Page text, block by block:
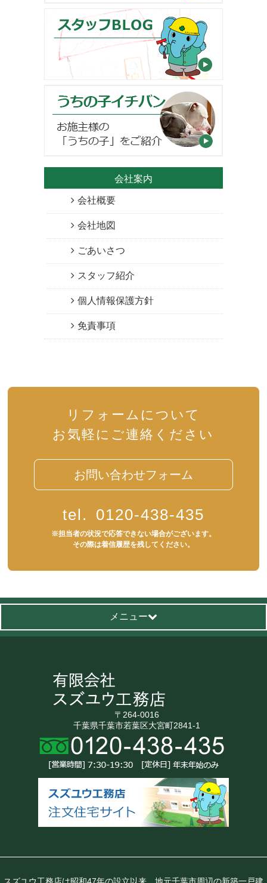
会社案内
会社概要
会社地図
ごあいさつ
スタッフ紹介
個人情報保護方針
免責事項
リフォームについて
お気軽にご連絡ください
お問い合わせフォーム
tel. 0120-438-435
※担当者の状況で応答できない場合がございます。
その際は着信履歴を残してください。
メニュー
〒264-0016
千葉県千葉市若葉区大宮町2841-1
スズユウ工務店は昭和47年の設立以来、地元千葉市周辺の新築一戸建